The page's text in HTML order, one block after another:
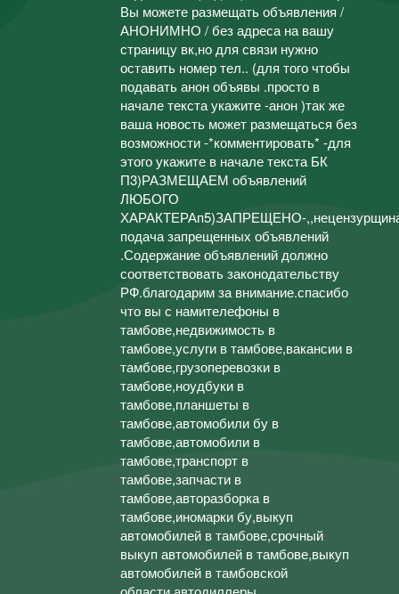
Вы можете размещать объявления /
АНОНИМНО / без адреса на вашу
страницу вк,но для связи нужно
оставить номер тел.. (для того чтобы
подавать анон объявы .просто в
начале текста укажите -анон )так же
ваша новость может размещаться без
возможности -*комментировать* -для
этого укажите в начале текста БК
П3)РАЗМЕЩАЕМ объявлений
ЛЮБОГО
ХАРАКТЕРАп5)ЗАПРЕЩЕНО-
подача запрещенных объявлений
.Содержание объявлений должно
соответствовать законодательству
РФ.благодарим за внимание.спасибо
что вы с намителефоны в
тамбове,недвижимость в
тамбове,услуги в тамбове,вакансии в
тамбове,грузоперевозки в
тамбове,ноудбуки в
тамбове,планшеты в
тамбове,автомобили бу в
тамбове,автомобили в
тамбове,транспорт в
тамбове,запчасти в
тамбове,авторазборка в
тамбове,иномарки бу,выкуп
автомобилей в тамбове,срочный
выкуп автомобилей в тамбове,выкуп
автомобилей в тамбовской